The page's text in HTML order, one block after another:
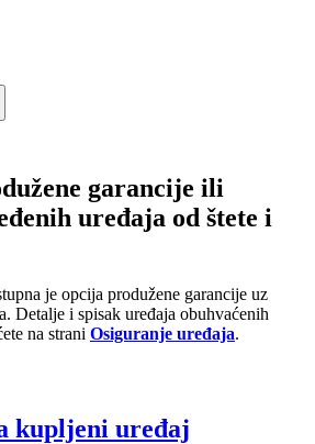
garancije ili
uređaja od štete i
je opcija produžene garancije uz
Detalje i spisak uređaja obuhvaćenih
na strani Osiguranje uređaja.
kupljeni uređaj